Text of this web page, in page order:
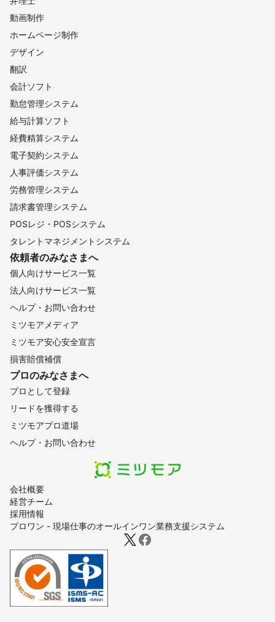
会社概要
経営チーム
採用情報
プロワン - 現場仕事のオールインワン業務支援システム
動画制作
ホームページ制作
デザイン
翻訳
会計ソフト
勤怠管理システム
給与計算ソフト
経費精算システム
電子契約システム
人事評価システム
労務管理システム
請求書管理システム
POSレジ・POSシステム
タレントマネジメントシステム
依頼者のみなさまへ
個人向けサービス一覧
法人向けサービス一覧
ヘルプ・お問い合わせ
ミツモアメディア
ミツモア安心安全宣言
損害賠償補償
プロのみなさまへ
プロとして登録
リードを獲得する
ミツモアプロ道場
ヘルプ・お問い合わせ